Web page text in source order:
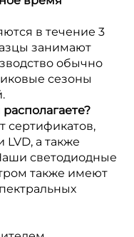
в течение 3
занимают
обычно
сезоны
сертификатов,
LVD, а также
светодиодные
также имеют